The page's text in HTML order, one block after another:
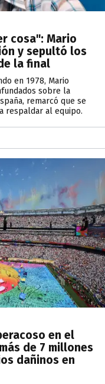
cosa": Mario
y sepultó los
la final
en 1978, Mario
sobre la
remarcó que se
respaldar al equipo.
en el
de 7 millones
dañinos en